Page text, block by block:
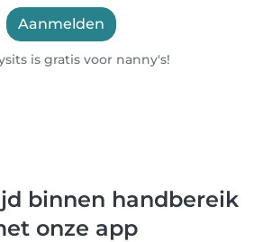
Aanmelden
is gratis voor nanny's!
binnen handbereik
onze app